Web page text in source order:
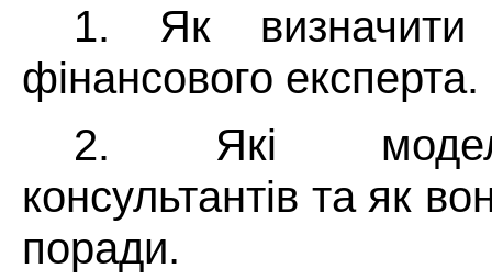
1. Як визначити
фінансового експерта.
2. Які
консультантів та як
поради.